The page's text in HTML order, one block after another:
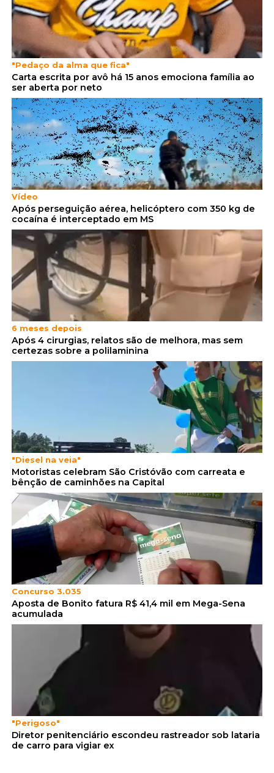
"Pedaço da alma que fica"
Carta escrita por avô há 15 anos emociona família ao
ser aberta por neto
Vídeo
Após perseguição aérea, helicóptero com 350 kg de
cocaína é interceptado em MS
6 meses depois
Após 4 cirurgias, relatos são de melhora, mas sem
certezas sobre a polilaminina
"Diesel na veia"
Motoristas celebram São Cristóvão com carreata e
bênção de caminhões na Capital
Concurso 3.035
Aposta de Bonito fatura R$ 41,4 mil em Mega-Sena
acumulada
"Perigoso"
Diretor penitenciário escondeu rastreador sob lataria
de carro para vigiar ex